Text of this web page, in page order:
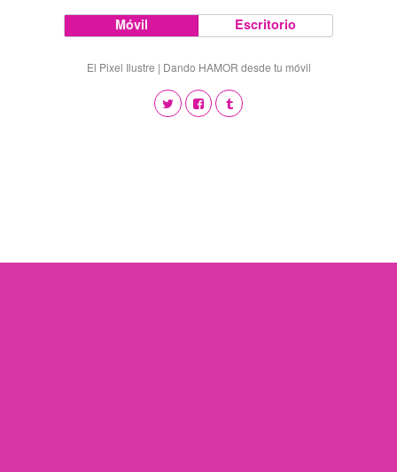
Móvil Escritorio
El Pixel Ilustre | Dando HAMOR desde tu móvil